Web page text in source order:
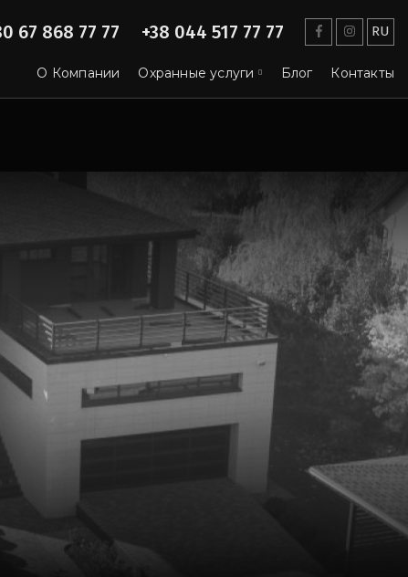
67 868 77 77 +38 044 517 77 77 RU
О Компании Охранные услуги Блог Контакты